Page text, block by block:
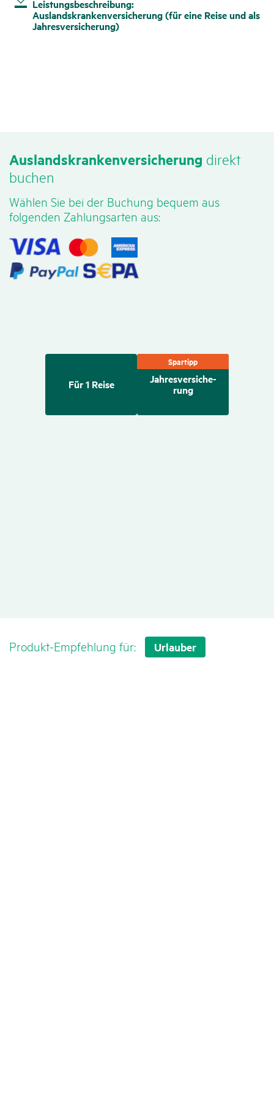
Leistungsbeschreibung:
Auslandskrankenversicherung (für eine Reise und als
Jahresversicherung)
Preisübersicht: Auslandskrankenversicherung (für
eine Reise)
Preisübersicht: Auslandskrankenversicherung (als
Versicherungsbedingungen:
Auslandskrankenversicherung (für eine Reise)
Versicherungsbedingungen:
Informationsblatt zu Versicherungsprodukten:
Auslands­kran­ken­ver­si­che­rung direkt
buchen
Wählen Sie bei der Buchung bequem aus
folgenden Zahlungsarten aus:
Für 1 Reise
Spartipp
Jahres­ver­si­che­
rung
Produkt-Empfehlung für: Urlauber